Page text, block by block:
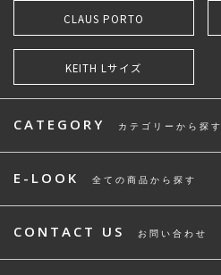
CLAUS PORTO
KEITH Lサイズ
CATEGORY カテゴリーから探す
E-LOOK 全ての商品から探す
CONTACT US お問い合わせ